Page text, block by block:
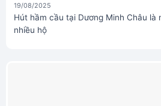
19/08/2025
Hút hầm cầu tại Dương Minh Châu là
nhiều hộ